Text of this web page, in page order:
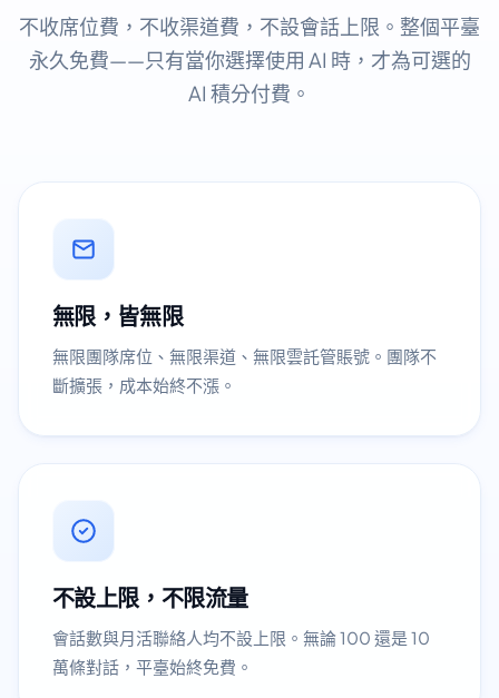
不收席位費，不收渠道費，不設會話上限。整個平臺
永久免費——只有當你選擇使用 AI 時，才為可選的
AI 積分付費。
無限，皆無限
無限團隊席位、無限渠道、無限雲託管賬號。團隊不
斷擴張，成本始終不漲。
不設上限，不限流量
會話數與月活聯絡人均不設上限。無論 100 還是 10
萬條對話，平臺始終免費。